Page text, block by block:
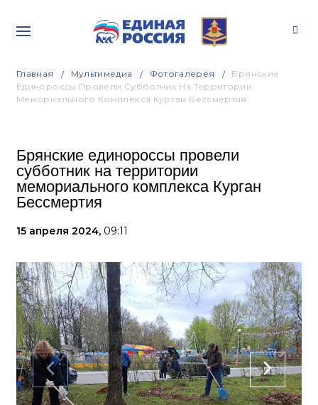
Главная Мультимедиа Фотогалерея
Брянские
Единороссы Провели Субботник На Территории
Мемориального Комплекса Курган Бессмертия
Брянские единороссы провели
субботник на территории
мемориального комплекса Курган
Бессмертия
15 апреля 2024, 09:11